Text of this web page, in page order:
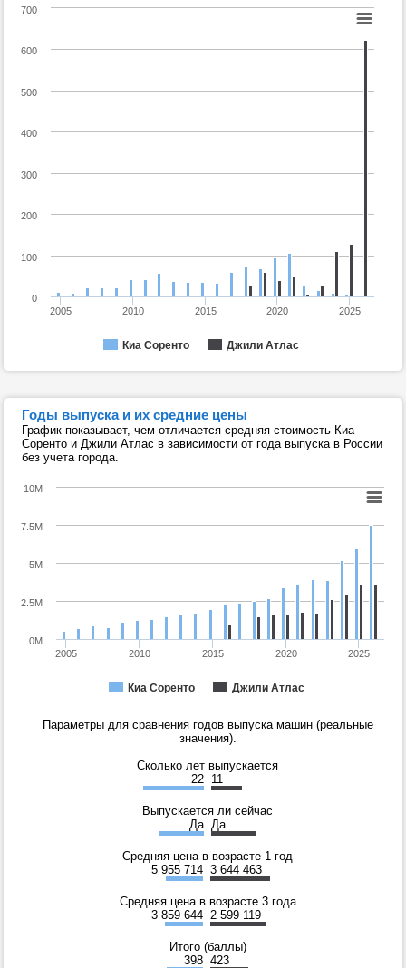
Киа Соренто Джили Атлас
2005 2010 2015 2020 2025
0
100
200
300
400
500
600
700
Годы выпуска и их средние цены
График показывает, чем отличается средняя стоимость Киа
Соренто и Джили Атлас в зависимости от года выпуска в России
без учета города.
Киа Соренто Джили Атлас
2005 2010 2015 2020 2025
0M
2.5M
5M
7.5M
10M
Параметры для сравнения годов выпуска машин (реальные
значения).
Сколько лет выпускается
22 11
Выпускается ли сейчас
Да Да
Средняя цена в возрасте 1 год
5 955 714 3 644 463
Средняя цена в возрасте 3 года
3 859 644 2 599 119
Итого (баллы)
398 423